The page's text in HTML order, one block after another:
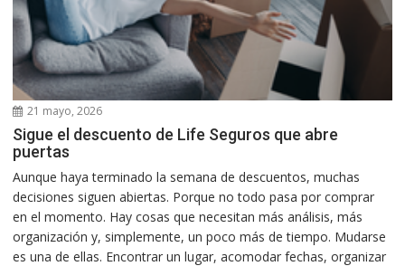
21 mayo, 2026
Sigue el descuento de Life Seguros que abre
puertas
Aunque haya terminado la semana de descuentos, muchas
decisiones siguen abiertas. Porque no todo pasa por comprar
en el momento. Hay cosas que necesitan más análisis, más
organización y, simplemente, un poco más de tiempo. Mudarse
es una de ellas. Encontrar un lugar, acomodar fechas, organizar